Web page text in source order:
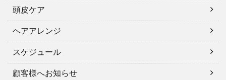
頭皮ケア
ヘアアレンジ
スケジュール
顧客様へお知らせ